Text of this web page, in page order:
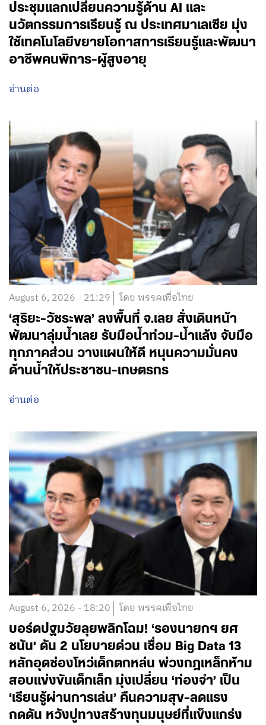
ประชุมแลกเปลี่ยนความรู้ด้าน AI และ
นวัตกรรมการเรียนรู้ ณ ประเทศมาเลเซีย มุ่ง
ใช้เทคโนโลยีขยายโอกาสการเรียนรู้และพัฒนา
อาชีพคนพิการ-ผู้สูงอายุ
อ่านต่อ
August 6, 2026 - 21:29 โดย พรรคเพื่อไทย
‘สุริยะ-วัชระพล’ ลงพื้นที่ จ.เลย สั่งเดินหน้า
พัฒนาลุ่มน้ำเลย รับมือน้ำท่วม-น้ำแล้ง จับมือ
ทุกภาคส่วน วางแผนให้ดี หนุนความมั่นคง
ด้านน้ำให้ประชาชน-เกษตรกร
อ่านต่อ
August 6, 2026 - 18:20 โดย พรรคเพื่อไทย
บอร์ดปฐมวัยลุยพลิกโฉม! ‘รองนายกฯ ยศ
ชนัน’ ดัน 2 นโยบายด่วน เชื่อม Big Data 13
หลักอุดช่องโหว่เด็กตกหล่น พ่วงกฎเหล็กห้าม
สอบแข่งขันเด็กเล็ก มุ่งเปลี่ยน ‘ท่องจำ’ เป็น
‘เรียนรู้ผ่านการเล่น’ คืนความสุข-ลดแรง
กดดัน หวังปูทางสร้างทุนมนุษย์ที่แข็งแกร่ง